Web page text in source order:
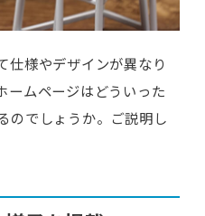
仕様やデザインが異なり
ームページはどういった
のでしょうか。ご説明し